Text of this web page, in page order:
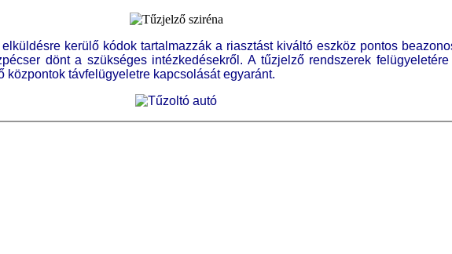
kerülő kódok tartalmazzák a riasztást kiváltó eszköz pontos
dönt a szükséges intézkedésekről. A tűzjelző rendszerek
távfelügyeletre kapcsolását egyaránt.